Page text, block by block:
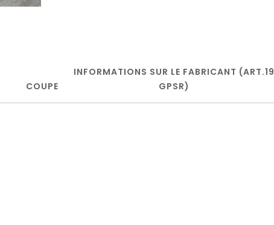
COUPE
INFORMATIONS SUR LE FABRICANT (ART.19
GPSR)